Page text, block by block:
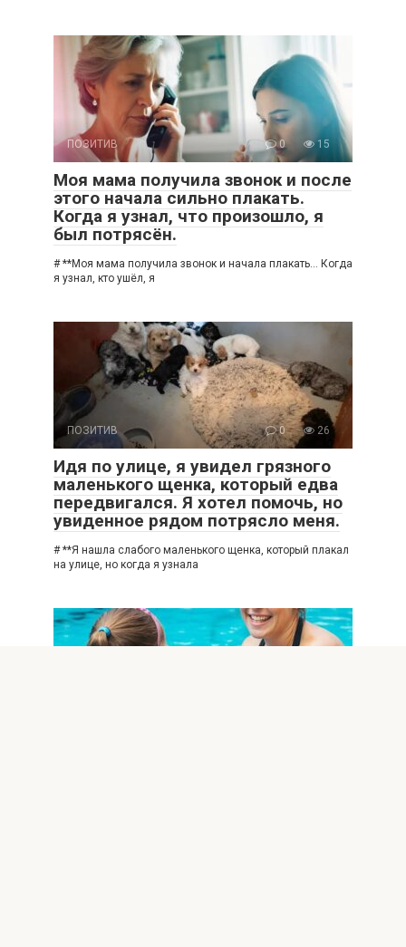
ПОЗИТИВ 0 15
Моя мама получила звонок и после
этого начала сильно плакать.
Когда я узнал, что произошло, я
был потрясён.
# **Моя мама получила звонок и начала плакать… Когда
я узнал, кто ушёл, я
ПОЗИТИВ 0 26
Идя по улице, я увидел грязного
маленького щенка, который едва
передвигался. Я хотел помочь, но
увиденное рядом потрясло меня.
# **Я нашла слабого маленького щенка, который плакал
на улице, но когда я узнала